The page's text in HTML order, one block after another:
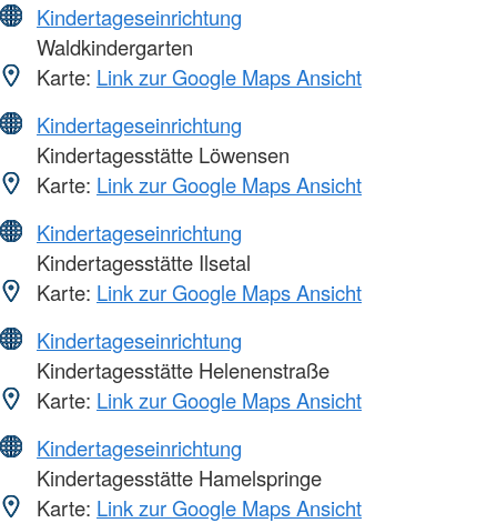
Kindertageseinrichtung
Waldkindergarten
Karte: Link zur Google Maps Ansicht
Kindertageseinrichtung
Kindertagesstätte Löwensen
Karte: Link zur Google Maps Ansicht
Kindertageseinrichtung
Kindertagesstätte Ilsetal
Karte: Link zur Google Maps Ansicht
Kindertageseinrichtung
Kindertagesstätte Helenenstraße
Karte: Link zur Google Maps Ansicht
Kindertageseinrichtung
Kindertagesstätte Hamelspringe
Karte: Link zur Google Maps Ansicht